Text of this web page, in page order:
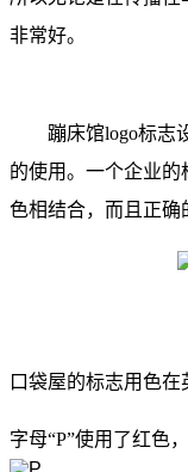
非常好。
蹦床馆logo标志
的使用。一个企业
色相结合，而且正确
口袋屋的标志用色在
字母“P”使用了红色